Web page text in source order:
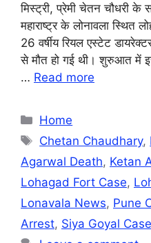
मिस्ट्री, प्रेमी चेतन चौधरी के
महाराष्ट्र के लोनावला स्थित
26 वर्षीय रियल एस्टेट
से मौत हो गई थी। शुरुआत में इसे
… Read more
Categories
Home
Tags
Chetan Chaudhary,
Agarwal Death, Ketan
Lohagad Fort Case,
Lonavala News, Pune
Arrest, Siya Goyal Case